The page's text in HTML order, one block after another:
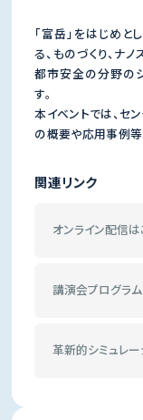
「富岳」をはじめ
る、ものづくり、ナ
都市安全の分野の
す。
本イベントでは、セ
の概要や応用事例等
関連リンク
オンライン配信は
講演会プログラム
革新的シミュレ